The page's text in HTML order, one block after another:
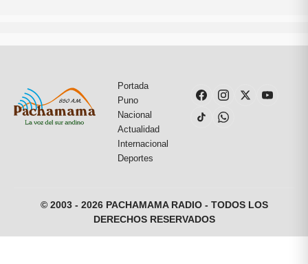
Portada
Puno
Nacional
Actualidad
Internacional
Deportes
© 2003 - 2026 PACHAMAMA RADIO - TODOS LOS
DERECHOS RESERVADOS